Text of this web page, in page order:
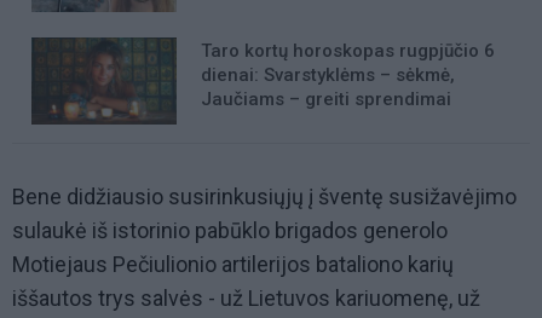
Taro kortų horoskopas rugpjūčio 6
dienai: Svarstyklėms – sėkmė,
Jaučiams – greiti sprendimai
Bene didžiausio susirinkusiųjų į šventę susižavėjimo
sulaukė iš istorinio pabūklo brigados generolo
Motiejaus Pečiulionio artilerijos bataliono karių
iššautos trys salvės - už Lietuvos kariuomenę, už